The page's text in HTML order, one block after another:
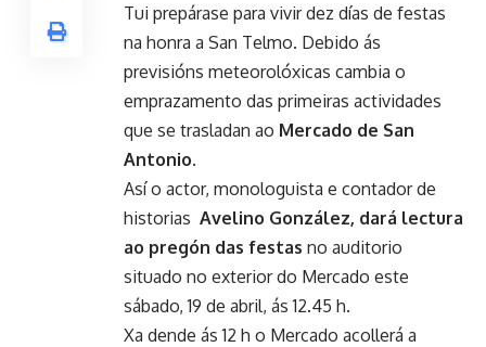
Tui prepárase para vivir dez días de festas
na honra a San Telmo. Debido ás
previsións meteorolóxicas cambia o
emprazamento das primeiras actividades
que se trasladan ao Mercado de San
Antonio.
Así o actor, monologuista e contador de
historias Avelino González, dará lectura
ao pregón das festas no auditorio
situado no exterior do Mercado este
sábado, 19 de abril, ás 12.45 h.
Xa dende ás 12 h o Mercado acollerá a